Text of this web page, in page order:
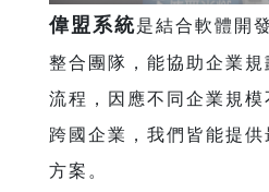
偉盟系統是結合軟體開
整合團隊，能協助企業
流程，因應不同企業規
跨國企業，我們皆能提
方案。